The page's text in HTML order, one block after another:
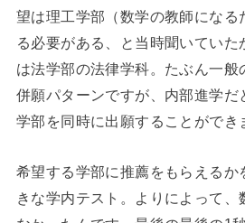
望は理工学部（数学の教師になる
る必要がある、と当時聞いていた
は法学部の法律学科。たぶん一般
併願パターンですが、内部進学だ
学部を同時に出願することができ
希望する学部に推薦をもらえるか
きな学内テスト。よりによって